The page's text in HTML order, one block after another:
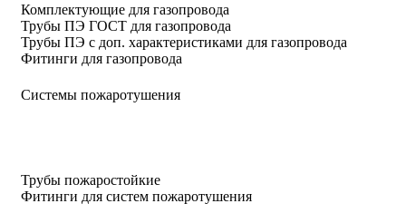
Комплектующие для газопровода
Трубы ПЭ ГОСТ для газопровода
Трубы ПЭ с доп. характеристиками для газопровода
Фитинги для газопровода
Системы пожаротушения
Трубы пожаростойкие
Фитинги для систем пожаротушения